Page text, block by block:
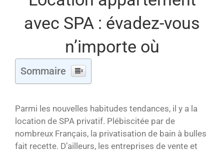
avec SPA : évadez-vous
n’importe où
Sommaire
Parmi les nouvelles habitudes tendances, il y a la
location de SPA privatif. Plébiscitée par de
nombreux Français, la privatisation de bain à bulles
fait recette. D’ailleurs, les entreprises de vente et